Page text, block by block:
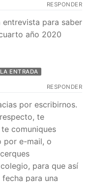
RESPONDER
entrevista para saber
año 2020
ENTRADA
RESPONDER
por escribirnos.
te
comuniques
por e-mail, o
para que así
para una